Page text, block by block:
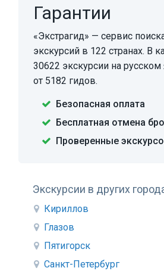
Гарантии
«Экстрагид» — сервис
экскурсий в 122 странах. В
30622 экскурсии на
от 5182 гидов.
Безопасная оплата
Бесплатная отмена
Проверенные
Экскурсии в других
Кириллов
Глазов
Пятигорск
Санкт-Петербург